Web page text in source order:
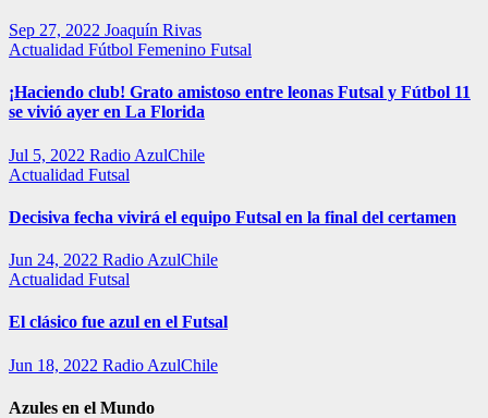
Sep 27, 2022 Joaquín Rivas
Actualidad Fútbol Femenino Futsal
¡Haciendo club! Grato amistoso entre leonas Futsal y Fútbol 11
se vivió ayer en La Florida
Jul 5, 2022 Radio AzulChile
Actualidad Futsal
Decisiva fecha vivirá el equipo Futsal en la final del certamen
Jun 24, 2022 Radio AzulChile
Actualidad Futsal
El clásico fue azul en el Futsal
Jun 18, 2022 Radio AzulChile
Azules en el Mundo